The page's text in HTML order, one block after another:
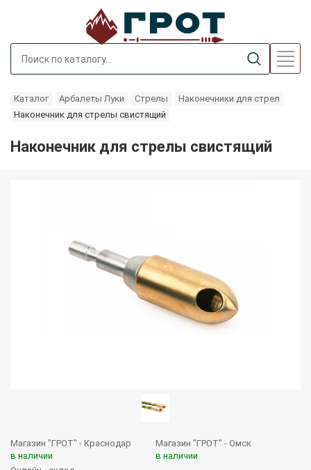
Каталог Арбалеты Луки Стрелы
Наконечники для стрел
Наконечник для стрелы свистящий
Наконечник для стрелы свистящий
Магазин "ГРОТ" - Краснодар
в наличии
Магазин "ГРОТ" - Омск
в наличии